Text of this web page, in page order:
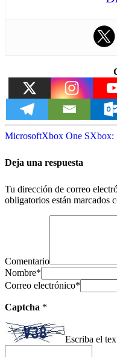
MicrosoftXbox One SXbox:
Deja una respuesta
Tu dirección de correo
obligatorios están marcados
Comentario
Nombre*
Correo electrónico*
Captcha *
Escriba el